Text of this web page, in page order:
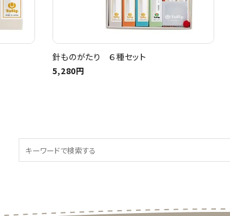
針ものがたり ６種セット
5,280円